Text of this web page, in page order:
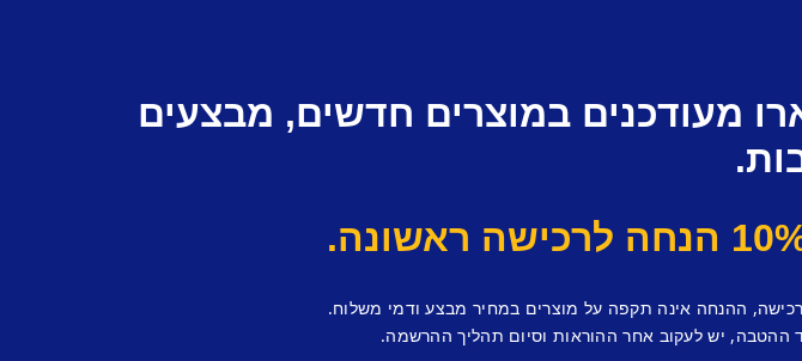
מעודכנים במוצרים חדשים, מבצעים
הנחה לרכישה ראשונה.
ההנחה אינה תקפה על מוצרים במחיר מבצע ודמי משלוח.
יש לעקוב אחר ההוראות וסיום תהליך ההרשמה.